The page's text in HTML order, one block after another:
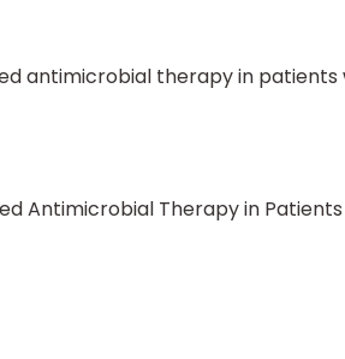
antimicrobial therapy in patients
Antimicrobial Therapy in